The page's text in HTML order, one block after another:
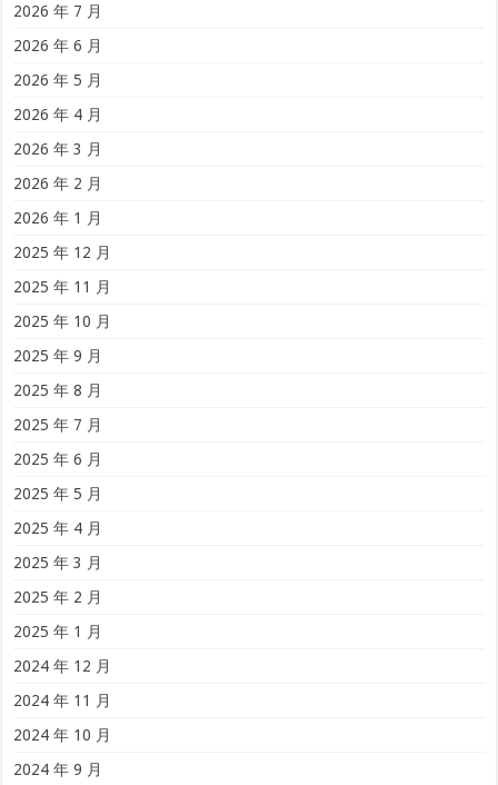
2026 年 7 月
2026 年 6 月
2026 年 5 月
2026 年 4 月
2026 年 3 月
2026 年 2 月
2026 年 1 月
2025 年 12 月
2025 年 11 月
2025 年 10 月
2025 年 9 月
2025 年 8 月
2025 年 7 月
2025 年 6 月
2025 年 5 月
2025 年 4 月
2025 年 3 月
2025 年 2 月
2025 年 1 月
2024 年 12 月
2024 年 11 月
2024 年 10 月
2024 年 9 月